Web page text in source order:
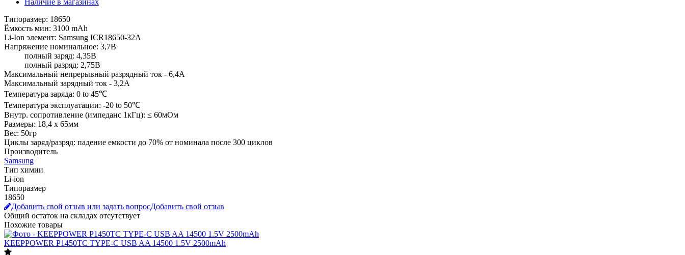
Типоразмер: 18650
Ёмкость мин: 3100 mAh
Li-Ion элемент: Samsung ICR18650-32A
Напряжение номинальное: 3,7В
полный заряд: 4,35В
полный разряд: 2,75В
Максимальный непрерывный разрядный ток - 6,4А
Максимальный зарядный ток - 3,2А
Температура заряда: 0 to 45℃
Температура эксплуатации: -20 to 50℃
Внутр. сопротивление (импеданс 1кГц): ≤ 60мОм
Размеры: 18,4 х 65мм
Вес: 50гр
Циклы заряд/разряд: падение емкости до 70% от номинала после 300 циклов
Производитель
Samsung
Тип химии
Li-ion
Типоразмер
18650
Добавить свой отзыв или задать вопросДобавить свой отзыв
Общий остаток на складах отсутствует
Похожие товары
KEEPPOWER P1450TC TYPE-C USB AA 14500 1.5V 2500mAh